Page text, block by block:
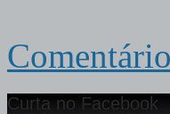
Curta no Facebook